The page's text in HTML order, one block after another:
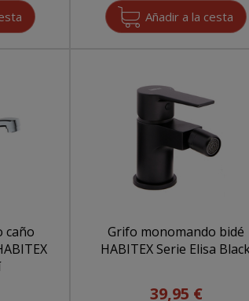
caño
Grifo monomando bidé
HABITEX Serie Elisa
39,95 €